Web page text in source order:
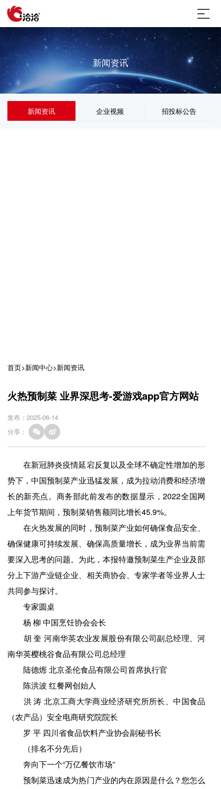
新闻资讯
新闻资讯 企业视频 招投标公告
首页>新闻中心>新闻资讯
火热预制菜 业界深思考-爱游戏app官方网站
发布：2025-06-14
分享：
在新冠肺炎疫情延宕反复以及全球不确定性增加的形
势下，中国预制菜产业迅猛发展，成为拉动消费和经济增
长的新亮点。商务部此前发布的数据显示，2022全国网
上年货节期间，预制菜销售额同比增长45.9%。
在火热发展的同时，预制菜产业如何确保食品安全、
确保健康可持续发展、确保高质量增长，成为业界当前需
要深入思考的问题。为此，本报特邀预制菜生产企业及部
分上下游产业链企业、相关商协会、专家学者等业界人士
共同参与探讨。
专家圆桌
杨 柳 中国烹饪协会会长
胡 奎 河南华英农业发展股份有限公司副总经理、河
南华英樱桃谷食品有限公司总经理
陆德烿 北京圣伦食品有限公司首席执行官
陈洪波 红餐网创始人
洪 涛 北京工商大学商业经济研究所所长、中国食品
（农产品）安全电商研究院院长
罗 平 四川省食品饮料产业协会副秘书长
（排名不分先后）
奔向下一个“万亿餐饮市场”
预制菜迅速成为热门产业的内在原因是什么？您怎么